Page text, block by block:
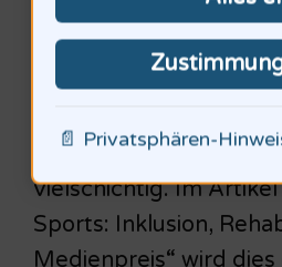
Prävention sind
moderne Experten
Lösungen erarbeiten.
Sport und Inklusion.
vielschichtig. Im
Sports: Inklusion,
Medienpreis“ wird
📄 Privatsphären-